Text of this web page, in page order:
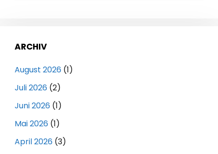
ARCHIV
August 2026 (1)
Juli 2026 (2)
Juni 2026 (1)
Mai 2026 (1)
April 2026 (3)